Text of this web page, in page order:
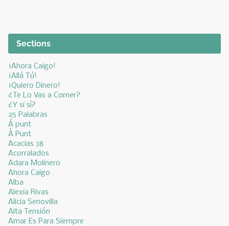
Sections
¡Ahora Caigo!
¡Allá Tú!
¡Quiero Dinero!
¿Te Lo Vas a Comer?
¿Y si sí?
25 Palabras
Á punt
À Punt
Acacias 38
Acorralados
Adara Molinero
Ahora Caigo
Alba
Alexia Rivas
Alicia Senovilla
Alta Tensión
Amar Es Para Siempre